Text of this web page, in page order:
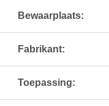
Bewaarplaats:
Fabrikant:
Toepassing: